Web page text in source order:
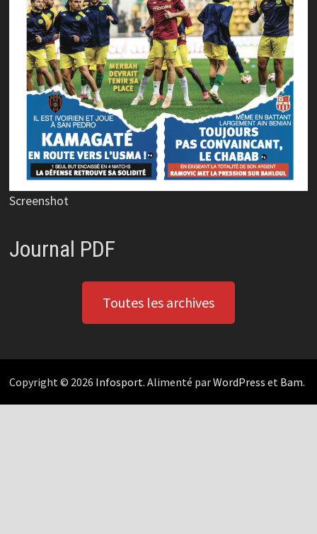
Screenshot
Journal PDF
Toutes les archives
Copyright © 2026 Infosport. Alimenté parWordPress et Bam.